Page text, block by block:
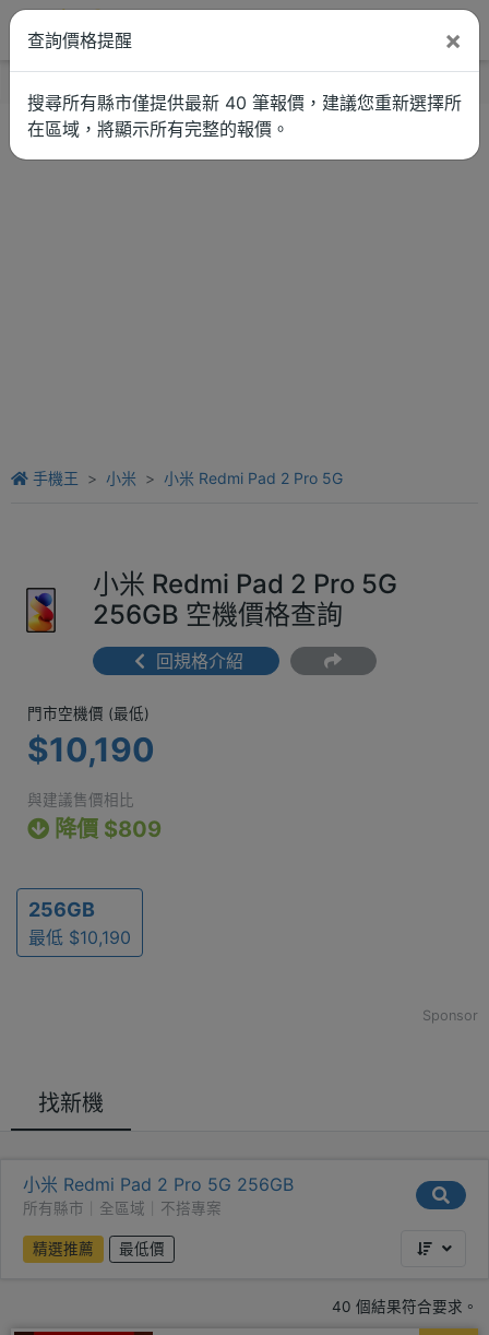
手機王 小米 小米 Redmi Pad 2 Pro 5G
小米 Redmi Pad 2 Pro 5G
256GB 空機價格查詢
回規格介紹
門市空機價 (最低) $10,190
門市空機價 (最低)
$10,190
與建議售價相比
降價 $809
256GB
最低 $10,190
Sponsor
找新機
小米 Redmi Pad 2 Pro 5G 256GB
所有縣市｜全區域｜不搭專案
精選推薦 最低價
40 個結果符合要求。
查詢價格提醒 ×
搜尋所有縣市僅提供最新 40 筆報價，建議您重新選擇所
在區域，將顯示所有完整的報價。